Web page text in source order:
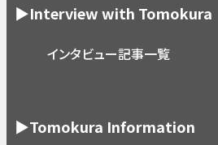
▶Interview with Tomokura
インタビュー記事一覧
▶Tomokura Information